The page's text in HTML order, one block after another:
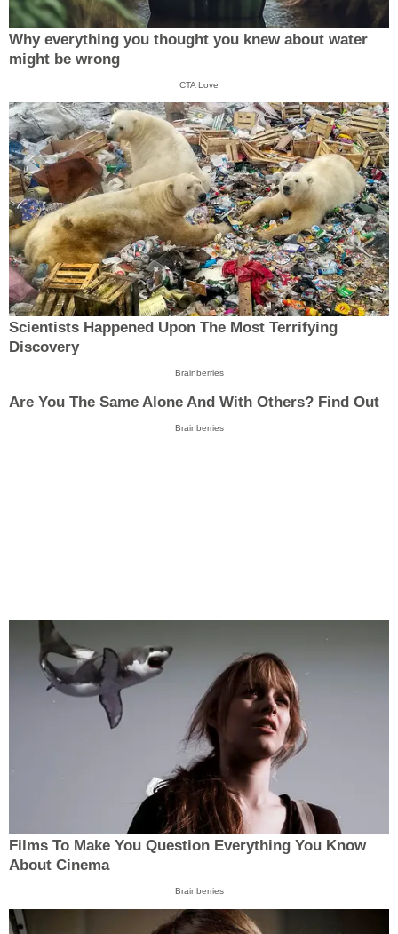
Why everything you thought you knew about water
might be wrong
CTA Love
Scientists Happened Upon The Most Terrifying
Discovery
Brainberries
Are You The Same Alone And With Others? Find Out
Brainberries
Films To Make You Question Everything You Know
About Cinema
Brainberries